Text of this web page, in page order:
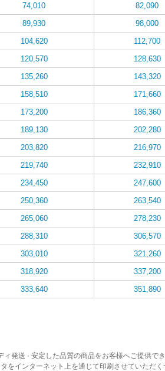
74,010 82,090
89,930 98,000
104,620 112,700
120,570 128,630
135,260 143,320
158,510 171,660
173,200 186,360
189,130 202,280
203,820 216,970
219,740 232,910
234,450 247,600
250,360 263,540
265,060 278,230
288,310 306,570
303,010 321,260
318,920 337,200
333,640 351,890
発送 · 安定した品質の商品をお客様へご提供で
をインターネット上を通じて印刷させていただく